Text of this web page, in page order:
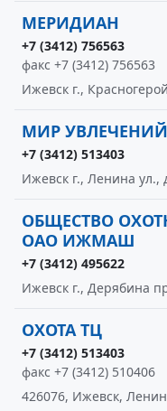
МЕРИДИАН
+7 (3412) 756563
факс +7 (3412) 756563
Ижевск г.,
МИР
+7 (3412) 513403
Ижевск г., Ленина ул.,
ОБЩЕСТВО
ОАО ИЖМАШ
+7 (3412) 495622
Ижевск г., Дерябина
ОХОТА ТЦ
+7 (3412) 513403
факс +7 (3412) 510406
426076, Ижевск,